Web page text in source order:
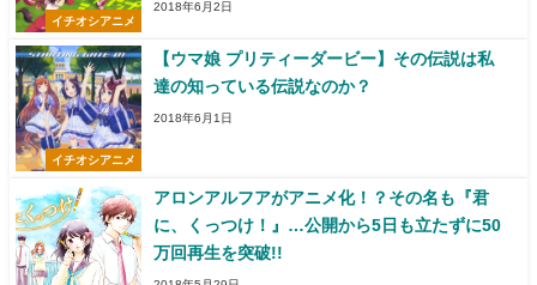
イチオシアニメ
2018年6月2日
イチオシアニメ
【ウマ娘 プリティーダービー】その伝説は私
達の知っている伝説なのか？
2018年6月1日
アロンアルフアがアニメ化！？その名も『君
に、くっつけ！』…公開から5日も立たずに50
万回再生を突破!!